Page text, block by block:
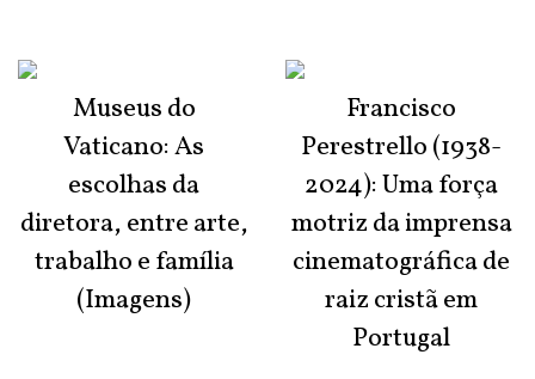
Museus do
Vaticano: As
escolhas da
diretora, entre arte,
trabalho e família
(Imagens)
Francisco
Perestrello (1938-
2024): Uma força
motriz da imprensa
cinematográfica de
raiz cristã em
Portugal